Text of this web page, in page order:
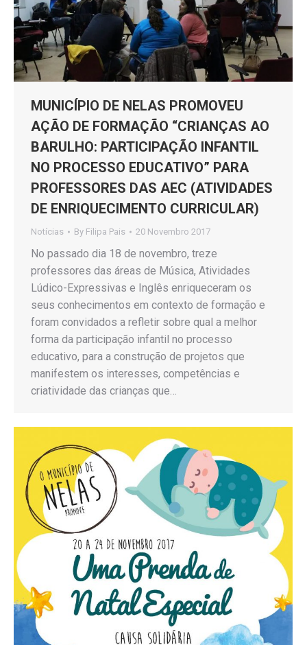
MUNICÍPIO DE NELAS PROMOVEU
AÇÃO DE FORMAÇÃO “CRIANÇAS AO
BARULHO: PARTICIPAÇÃO INFANTIL
NO PROCESSO EDUCATIVO” PARA
PROFESSORES DAS AEC (ATIVIDADES
DE ENRIQUECIMENTO CURRICULAR)
Notícias By Filipa Pais 20 Novembro 2017
No passado dia 18 de novembro, treze
professores das áreas de Música, Atividades
Lúdico-Expressivas e Inglês enriqueceram os
seus conhecimentos em contexto de formação e
foram convidados a refletir sobre qual a melhor
forma da participação infantil no processo
educativo, para a construção de projetos que
manifestem os interesses, competências e
criatividade das crianças que…